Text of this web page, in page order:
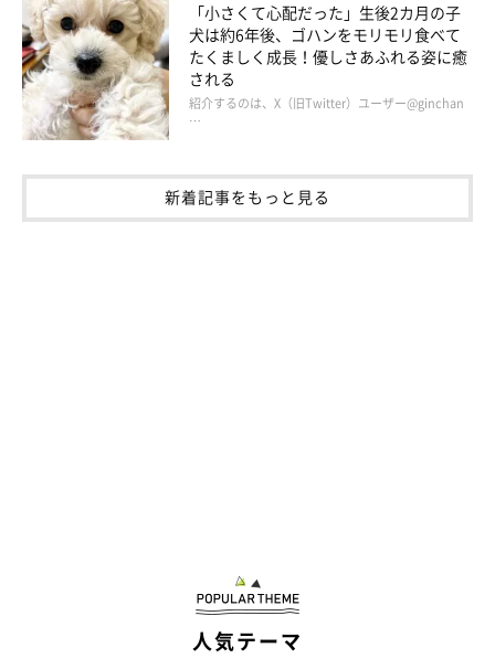
「小さくて心配だった」生後2カ月の子
犬は約6年後、ゴハンをモリモリ食べて
たくましく成長！優しさあふれる姿に癒
される
紹介するのは、X（旧Twitter）ユーザー@ginchan
…
新着記事をもっと見る
人気テーマ